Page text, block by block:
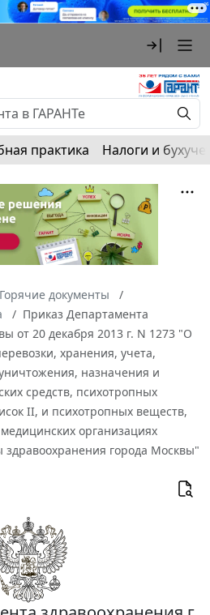
практика Налоги и
Горячие документы
Приказ Департамента
от 20 декабря 2013 г. N 1273 "О
хранения, учета,
назначения и
средств, психотропных
II, и психотропных веществ,
организациях
здравоохранения города Москвы"